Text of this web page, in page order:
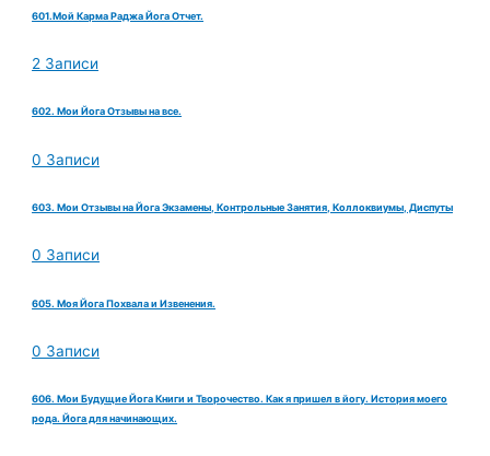
601.Мой Карма Раджа Йога Отчет.
2 Записи
602. Мои Йога Отзывы на все.
0 Записи
603. Мои Отзывы на Йога Экзамены, Контрольные Занятия, Коллоквиумы, Диспуты
0 Записи
605. Моя Йога Похвала и Извенения.
0 Записи
606. Мои Будущие Йога Книги и Творочество. Как я пришел в йогу. История моего
рода. Йога для начинающих.